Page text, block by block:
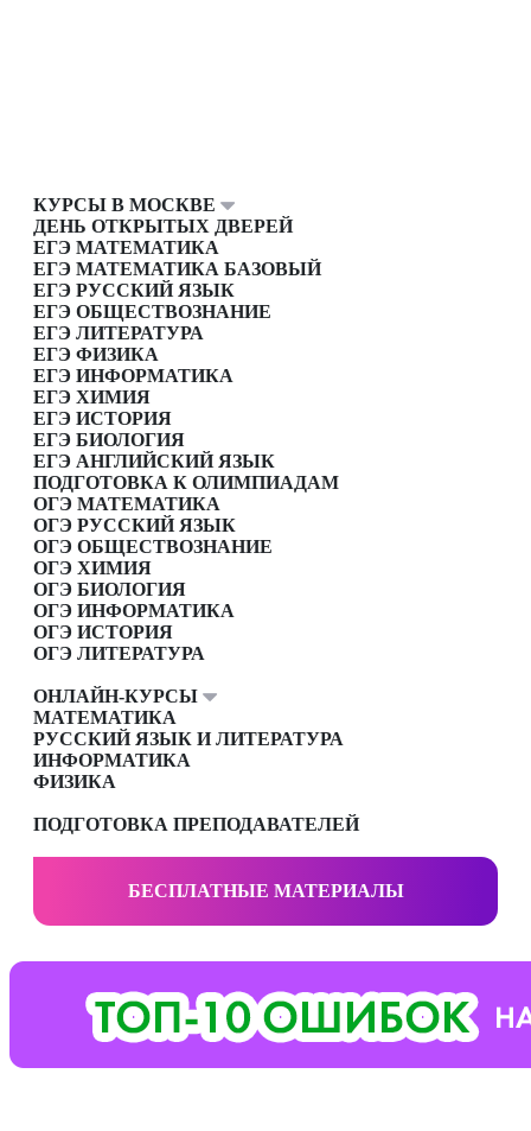
КУРСЫ В МОСКВЕ
ДЕНЬ ОТКРЫТЫХ ДВЕРЕЙ
ЕГЭ МАТЕМАТИКА
ЕГЭ МАТЕМАТИКА БАЗОВЫЙ
ЕГЭ РУССКИЙ ЯЗЫК
ЕГЭ ОБЩЕСТВОЗНАНИЕ
ЕГЭ ЛИТЕРАТУРА
ЕГЭ ФИЗИКА
ЕГЭ ИНФОРМАТИКА
ЕГЭ ХИМИЯ
ЕГЭ ИСТОРИЯ
ЕГЭ БИОЛОГИЯ
ЕГЭ АНГЛИЙСКИЙ ЯЗЫК
ПОДГОТОВКА К ОЛИМПИАДАМ
ОГЭ МАТЕМАТИКА
ОГЭ РУССКИЙ ЯЗЫК
ОГЭ ОБЩЕСТВОЗНАНИЕ
ОГЭ ХИМИЯ
ОГЭ БИОЛОГИЯ
ОГЭ ИНФОРМАТИКА
ОГЭ ИСТОРИЯ
ОГЭ ЛИТЕРАТУРА
ОНЛАЙН-КУРСЫ
МАТЕМАТИКА
РУССКИЙ ЯЗЫК И ЛИТЕРАТУРА
ИНФОРМАТИКА
ФИЗИКА
ПОДГОТОВКА ПРЕПОДАВАТЕЛЕЙ
БЕСПЛАТНЫЕ МАТЕРИАЛЫ